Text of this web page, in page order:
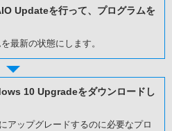
Updateを行って、プログラムを
最新の状態にします。
10 Upgradeをダウンロードし
アップグレードするのに必要なプロ